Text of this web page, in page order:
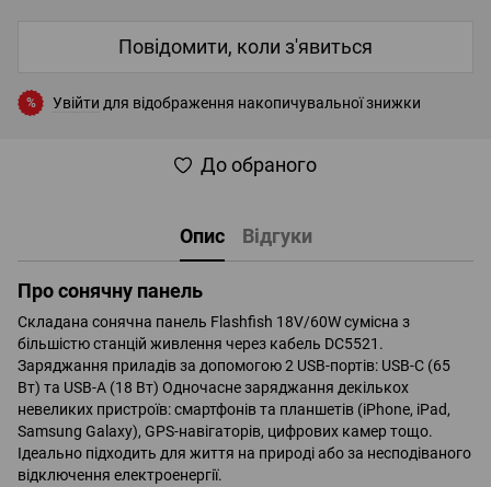
Повідомити, коли з'явиться
% Увійти для відображення накопичувальної знижки
До обраного
Опис Відгуки
Про сонячну панель
Складана сонячна панель Flashfish 18V/60W сумісна з
більшістю станцій живлення через кабель DC5521.
Заряджання приладів за допомогою 2 USB-портів: USB-C (65
Вт) та USB-A (18 Вт) Одночасне заряджання декількох
невеликих пристроїв: смартфонів та планшетів (iPhone, iPad,
Samsung Galaxy), GPS-навігаторів, цифрових камер тощо.
Ідеально підходить для життя на природі або за несподіваного
відключення електроенергії.